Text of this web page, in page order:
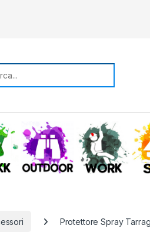
for:
TREKKING OUTDOOR
Protettore Spray